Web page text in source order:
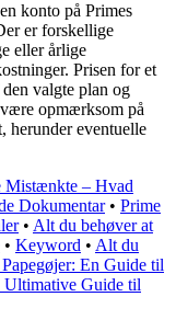
konto på Primes
er forskellige
eller årlige
Prisen for et
valgte plan og
opmærksom på
herunder eventuelle
Mistænkte – Hvad
Dokumentar• Prime
• Alt du behøver at
• Keyword • Alt du
En Guide til
Guide til